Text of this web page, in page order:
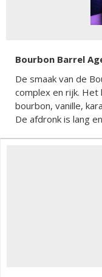
Bourbon Barrel
De smaak van de
complex en rijk. Het
bourbon, vanille,
De afdronk is lang